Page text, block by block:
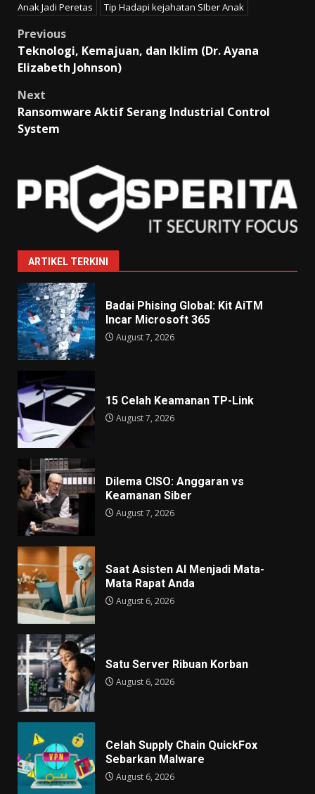
Anak Jadi Peretas
Tip Hadapi kejahatan SIber Anak
Post
navigation
Previous
Teknologi, Kemajuan, dan Iklim (Dr. Ayana
Elizabeth Johnson)
Next
Ransomware Aktif Serang Industrial Control
System
ARTIKEL TERKINI
Badai Phising Global: Kit AiTM
Incar Microsoft 365
August 7, 2026
15 Celah Keamanan TP-Link
August 7, 2026
Dilema CISO: Anggaran vs
Keamanan Siber
August 7, 2026
Saat Asisten AI Menjadi Mata-
Mata Rapat Anda
August 6, 2026
Satu Server Ribuan Korban
August 6, 2026
Celah Supply Chain QuickFox
Sebarkan Malware
August 6, 2026